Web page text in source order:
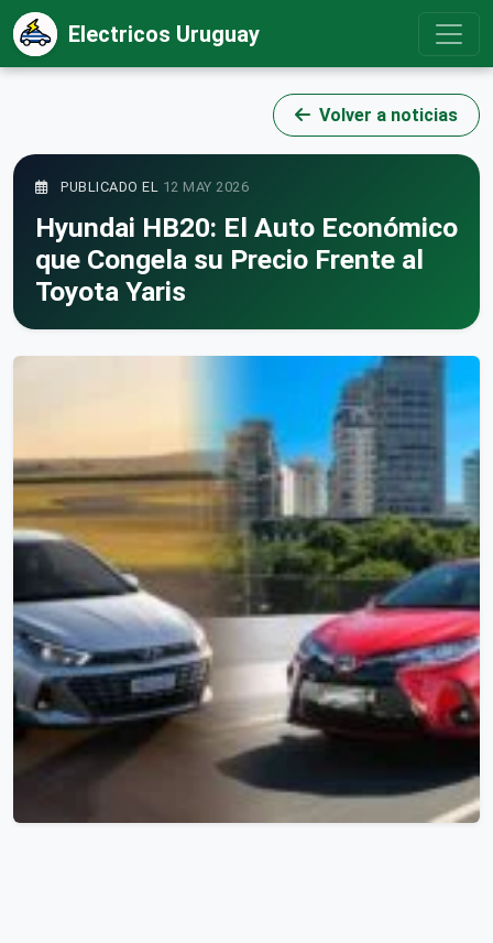
Electricos Uruguay
Volver a noticias
PUBLICADO EL 12 MAY 2026
Hyundai HB20: El Auto Económico
que Congela su Precio Frente al
Toyota Yaris